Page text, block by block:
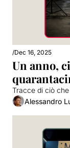
/Dec 16, 2025
Un anno,
Tracce di ciò
Alessandro